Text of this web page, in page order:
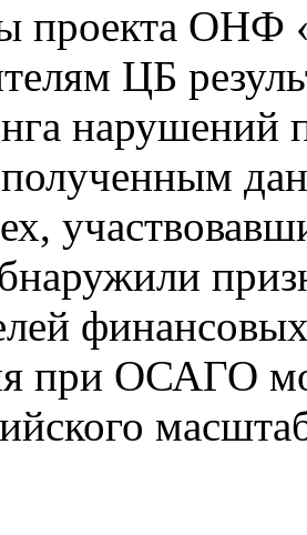
проекта ОНФ
ЦБ
при ОСАГО